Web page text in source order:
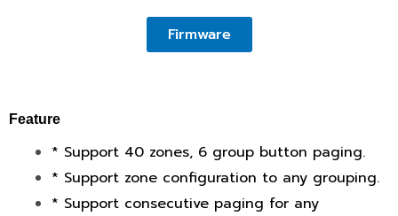
Firmware
Feature
* Support 40 zones, 6 group button paging.
* Support zone configuration to any grouping.
* Support consecutive paging for any